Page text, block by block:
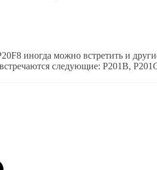
иногда можно встретить и
следующие: P201B,